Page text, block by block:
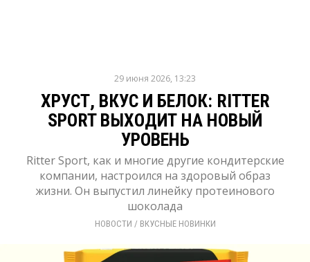
29 июня 2026, 13:23
ХРУСТ, ВКУС И БЕЛОК: RITTER
SPORT ВЫХОДИТ НА НОВЫЙ
УРОВЕНЬ
Ritter Sport, как и многие другие кондитерские
компании, настроился на здоровый образ
жизни. Он выпустил линейку протеинового
шоколада
НОВОСТИ / ВКУСНЫЕ НОВИНКИ